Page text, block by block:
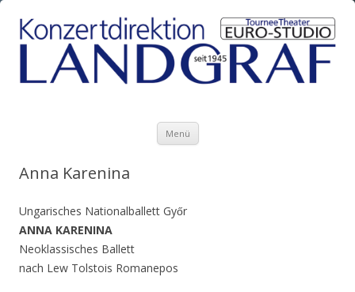
Menü
Anna Karenina
Ungarisches Nationalballett Győr
ANNA KARENINA
Neoklassisches Ballett
nach Lew Tolstois Romanepos